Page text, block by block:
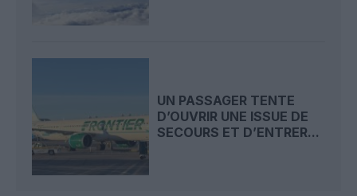
UN PASSAGER TENTE
D’OUVRIR UNE ISSUE DE
SECOURS ET D’ENTRER...